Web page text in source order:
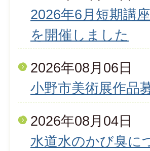
2026年6月短期講
を開催しました
2026年08月06日
小野市美術展作品
2026年08月04日
水道水のかび臭に